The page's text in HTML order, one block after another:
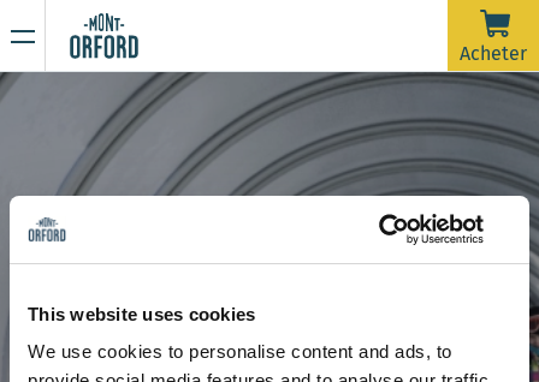
This website uses cookies
We use cookies to personalise content and ads, to
Acheter
École de glisse
Merci pour la saison !
16 AVRIL 2026
La saison 2025-26 est officiellement terminée.
Malheureusement, avec la pluie de la dernière semaine et
prévue jusqu'à samedi matin, les pistes nécessiteraient
grand merci à tous les skieurs qui nous ont accompagnés
durant ces plus de 120 jours d'ouverture cette saison.
maintenant fermée à toute activité sportive incluant la
Restez à l’affût de nos prochaines communications pour